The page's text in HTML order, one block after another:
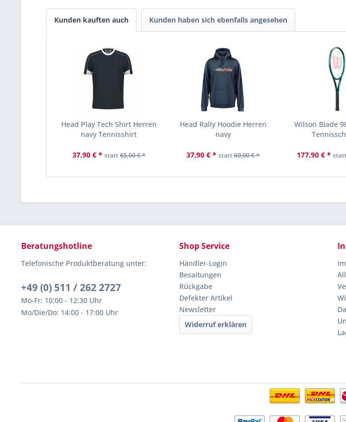
Kunden kauften auch Kunden haben sich ebenfalls angesehen
Head Play Tech Shirt Herren
navy Tennisshirt
37,90 € * statt65,00 € *
Head Rally Hoodie Herren
navy
37,90 € * statt60,00 € *
Wilson Blade
177,90 € *
Beratungshotline
Telefonische Produktberatung unter:
+49 (0) 511 / 262 2727
Mo-Fr: 10:00 - 12:30 Uhr
Mo/Die/Do: 14:00 - 17:00 Uhr
Shop Service
Händler-Login
Besaitungen
Rückgabe
Defekter Artikel
Newsletter
Widerruf erklären